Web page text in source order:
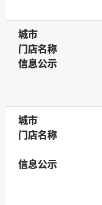
城市
城市
门店名称
门店名称
信息公示
信息公示
城市
城市
门店名称
门店名称
信息公示
信息公示